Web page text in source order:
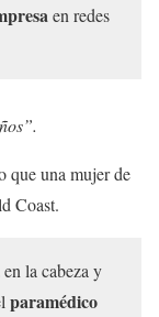
en redes
que una mujer de
Coast.
la cabeza y
paramédico